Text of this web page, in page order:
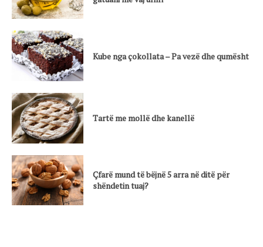
Kube nga çokollata – Pa vezë dhe qumësht
Tartë me mollë dhe kanellë
Çfarë mund të bëjnë 5 arra në ditë për
shëndetin tuaj?